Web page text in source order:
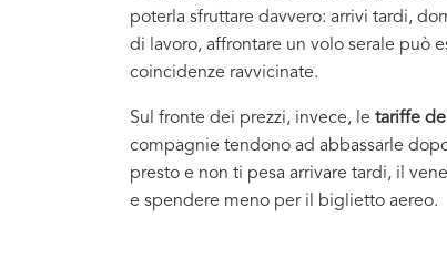
poterla sfruttare davvero: arrivi tardi,
di lavoro, affrontare un volo serale può
coincidenze ravvicinate.
Sul fronte dei prezzi, invece, le tariffe
compagnie tendono ad abbassarle
presto e non ti pesa arrivare tardi, il
e spendere meno per il biglietto aereo.